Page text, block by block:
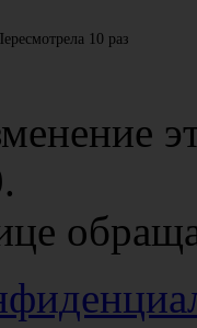
10 раз